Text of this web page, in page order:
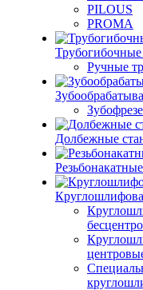
PILOUS
PROMA
Трубогибочные
Ручные
Долбежные